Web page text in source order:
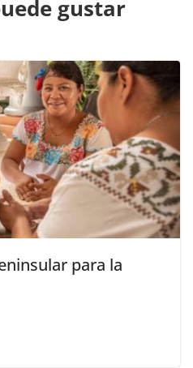
gustar
para la